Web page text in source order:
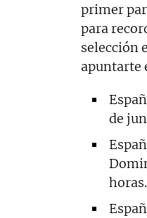
primer
para
selección
apuntarte
de
horas.